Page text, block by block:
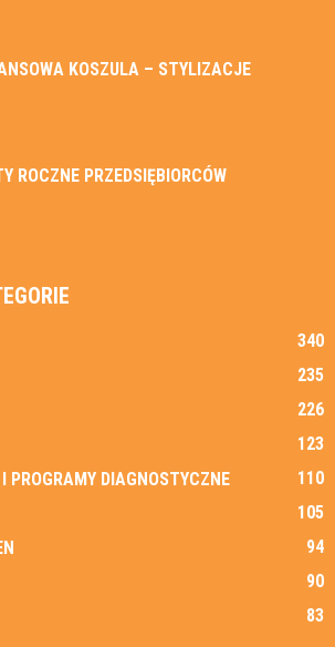
KOSZULA – STYLIZACJE
ROCZNE PRZEDSIĘBIORCÓW
340
235
226
123
PROGRAMY DIAGNOSTYCZNE
110
105
94
90
83